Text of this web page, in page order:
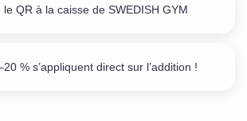
le QR à la caisse de SWEDISH GYM
% s’appliquent direct sur l’addition !